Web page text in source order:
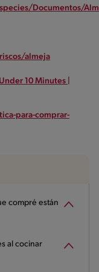
Documentos/
almeja
10 Minutes |
para-comprar-
compré están
al cocinar